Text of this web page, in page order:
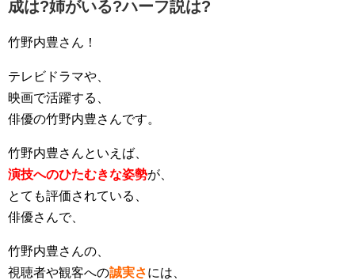
成は?姉がいる?ハーフ説は?
竹野内豊さん！
テレビドラマや、
映画で活躍する、
俳優の竹野内豊さんです。
竹野内豊さんといえば、
演技へのひたむきな姿勢が、
とても評価されている、
俳優さんで、
竹野内豊さんの、
視聴者や観客への誠実さには、